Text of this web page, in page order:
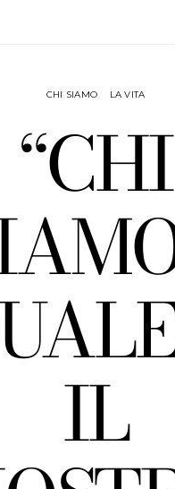
CHI SIAMO LA VITA
“CHI
IL